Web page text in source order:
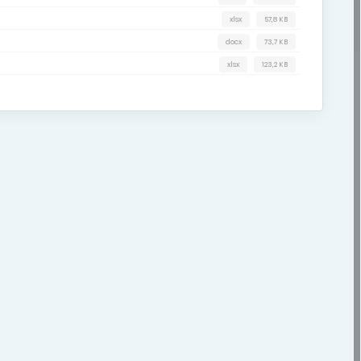
57,8 KB
xlsx
73,7 KB
docx
123,2 KB
xlsx